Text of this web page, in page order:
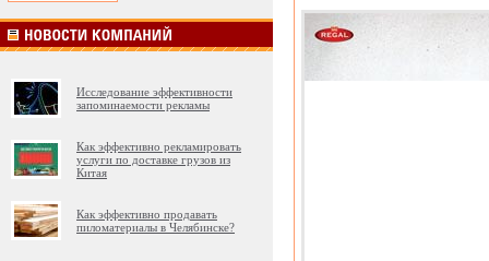
Исследование эффективности
запоминаемости рекламы
Как эффективно рекламировать
услуги по доставке грузов из
Китая
Как эффективно продавать
пиломатериалы в Челябинске?